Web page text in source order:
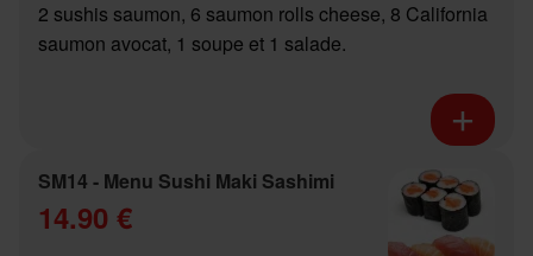
2 sushis saumon, 6 saumon rolls cheese, 8 California
saumon avocat, 1 soupe et 1 salade.
SM14 - Menu Sushi Maki Sashimi
14.90 €